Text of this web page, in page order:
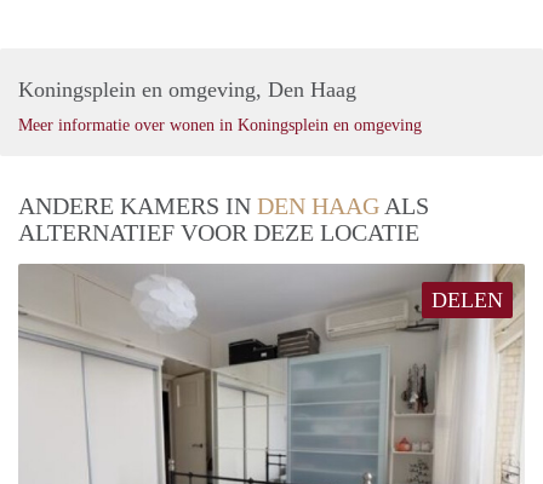
Koningsplein en omgeving, Den Haag
Meer informatie over wonen in Koningsplein en omgeving
ANDERE KAMERS IN DEN HAAG ALS
ALTERNATIEF VOOR DEZE LOCATIE
DELEN